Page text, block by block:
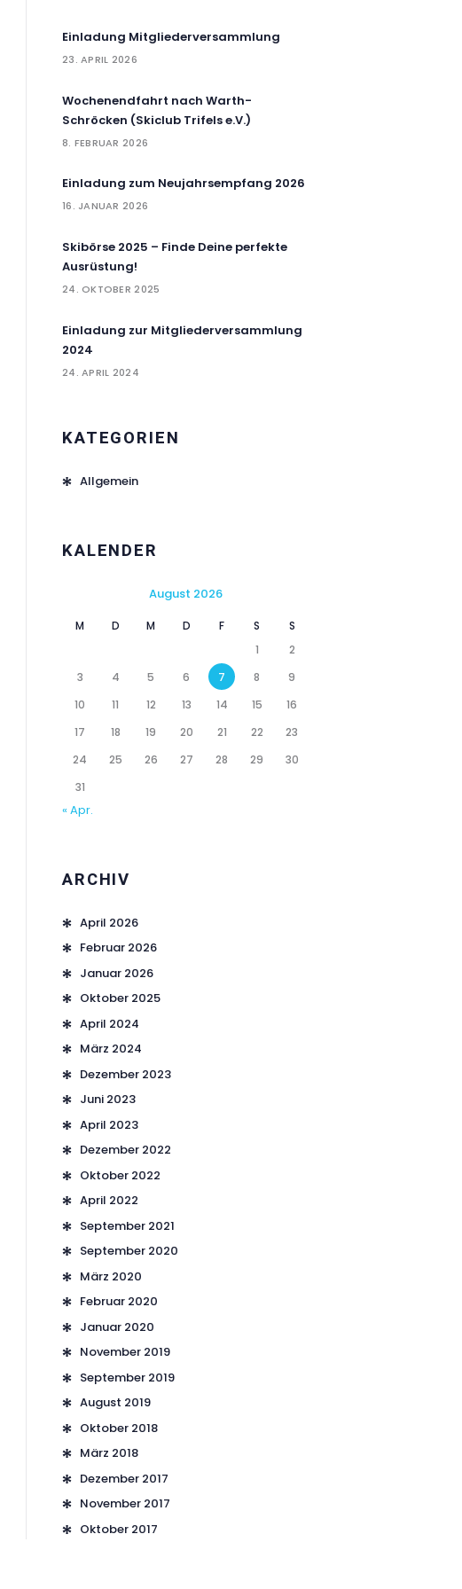
Einladung Mitgliederversammlung
23. APRIL 2026
Wochenendfahrt nach Warth-
Schröcken (Skiclub Trifels e.V.)
8. FEBRUAR 2026
Einladung zum Neujahrsempfang 2026
16. JANUAR 2026
Skibörse 2025 – Finde Deine perfekte
Ausrüstung!
24. OKTOBER 2025
Einladung zur Mitgliederversammlung
2024
24. APRIL 2024
KATEGORIEN
Allgemein
KALENDER
August 2026
M D M D F S
S
1
2
3
4 5 6 7 8
9
10
11 12 13 14 15
16
17
18 19 20 21 22
23
24
25 26 27 28 29
30
31
« Apr.
ARCHIV
April 2026
Februar 2026
Januar 2026
Oktober 2025
April 2024
März 2024
Dezember 2023
Juni 2023
April 2023
Dezember 2022
Oktober 2022
April 2022
September 2021
September 2020
März 2020
Februar 2020
Januar 2020
November 2019
September 2019
August 2019
Oktober 2018
März 2018
Dezember 2017
November 2017
Oktober 2017